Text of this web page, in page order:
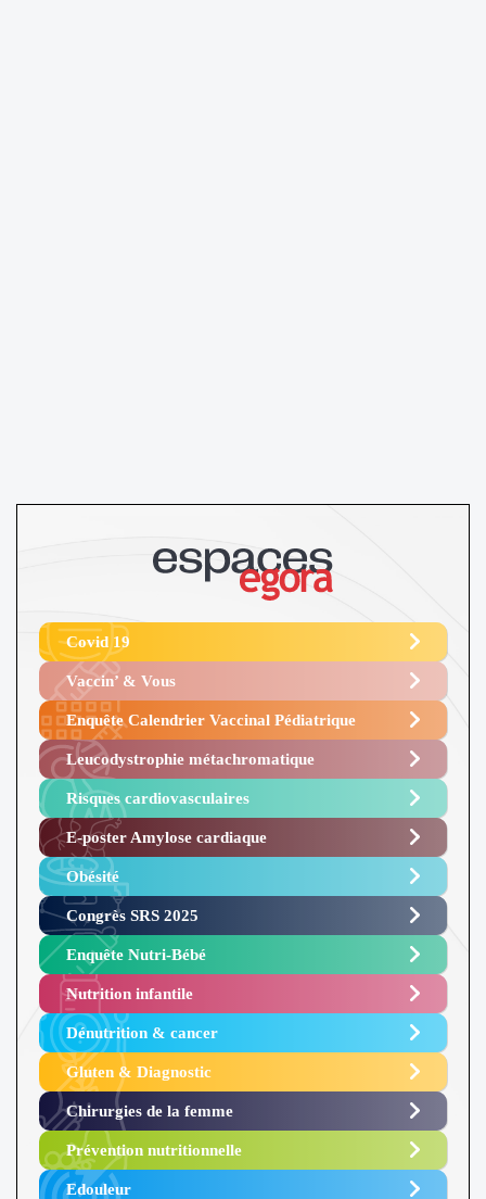
Covid 19
Vaccin’ & Vous
Enquête Calendrier Vaccinal Pédiatrique
Leucodystrophie métachromatique
Risques cardiovasculaires
E-poster Amylose cardiaque ​
Obésité ​
Congrès SRS 2025 ​
Enquête Nutri-Bébé ​
Nutrition infantile
Dénutrition & cancer
Gluten & Diagnostic
Chirurgies de la femme
Prévention nutritionnelle
Edouleur​